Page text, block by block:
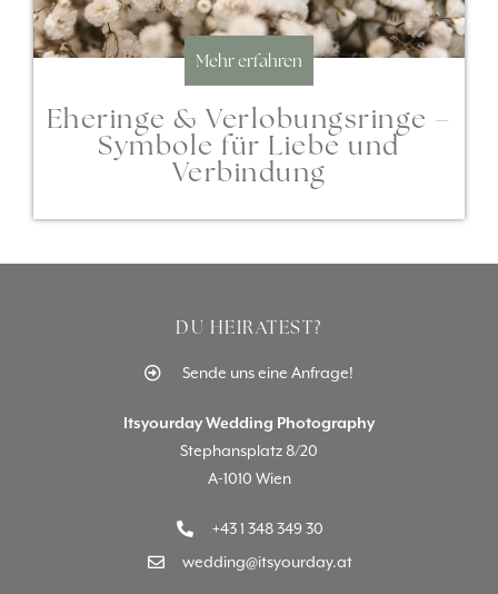
Mehr erfahren
Eheringe & Verlobungsringe –
Symbole für Liebe und
Verbindung
DU HEIRATEST?
Sende uns eine Anfrage!
Itsyourday Wedding Photography
Stephansplatz 8/20
A-1010 Wien
+43 1 348 349 30
wedding@itsyourday.at